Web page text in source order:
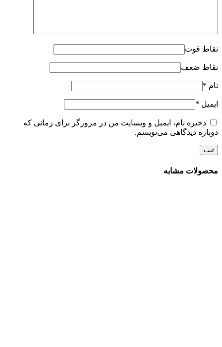
نقاط قوت
نقاط ضعف
نام *
ایمیل *
ذخیره نام، ایمیل و وبسایت من در مرورگر برای زمانی که
دوباره دیدگاهی می‌نویسم.
محصولات مشابه